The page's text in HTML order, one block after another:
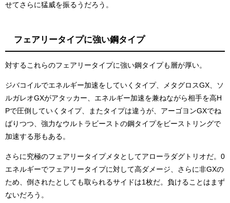
せてさらに猛威を振るうだろう。
フェアリータイプに強い鋼タイプ
対するこれらのフェアリータイプに強い鋼タイプも層が厚い。
ジバコイルでエネルギー加速をしていくタイプ、メタグロスGX、ソ
ルガレオGXがアタッカー、エネルギー加速を兼ねながら相手を高H
Pで圧倒していくタイプ、またタイプは違うが、アーゴヨンGXでね
ばりつつ、強力なウルトラビーストの鋼タイプをビーストリングで
加速する形もある。
さらに究極のフェアリータイプメタとしてアローラダグトリオだ。0
エネルギーでフェアリータイプに対して高ダメージ、さらに非GXの
ため、倒されたとしても取られるサイドは1枚だ。負けることはまず
ないだろう。